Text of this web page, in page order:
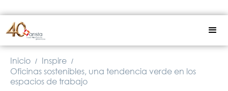
Inicio / Inspire /
Oficinas sostenibles, una tendencia verde en los
espacios de trabajo